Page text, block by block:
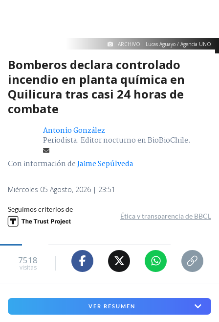
ARCHIVO | Lucas Aguayo / Agencia UNO
Bomberos declara controlado
incendio en planta química en
Quilicura tras casi 24 horas de
combate
Antonio González
Periodista. Editor nocturno en BioBioChile.
Con información deJaime Sepúlveda
Miércoles 05 Agosto, 2026 | 23:51
Seguimos criterios de
Ética y transparencia de BBCL
7518
visitas
VER RESUMEN